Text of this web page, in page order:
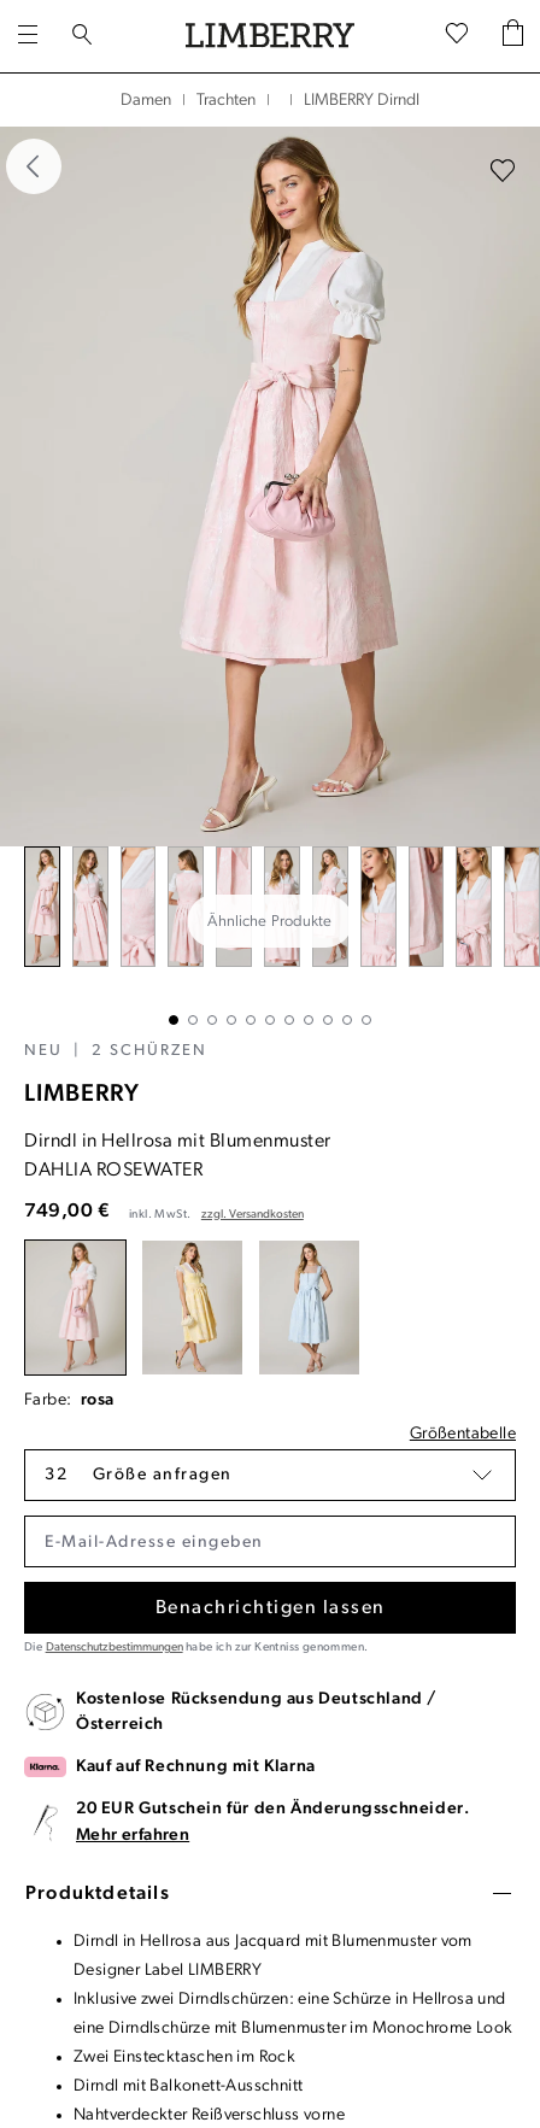
Damen Trachten LIMBERRY Dirndl
überspringen
Ähnliche Produkte
NEU 2 SCHÜRZEN
LIMBERRY
Dirndl in Hellrosa mit Blumenmuster
DAHLIA ROSEWATER
749,00 € inkl. MwSt. zzgl. Versandkosten
Farbe: rosa
Größentabelle
32 Größe anfragen
Benachrichtigen lassen
Die Datenschutzbestimmungenhabe ich zur Kentniss genommen.
Kostenlose Rücksendung aus Deutschland /
Österreich
Kauf auf Rechnung mit Klarna
20 EUR Gutschein für den Änderungsschneider.
Mehr erfahren
Produktdetails
Dirndl in Hellrosa aus Jacquard mit Blumenmuster vom
Designer Label LIMBERRY
Inklusive zwei Dirndlschürzen: eine Schürze in Hellrosa und
eine Dirndlschürze mit Blumenmuster im Monochrome Look
Zwei Einstecktaschen im Rock
Dirndl mit Balkonett-Ausschnitt
Nahtverdeckter Reißverschluss vorne